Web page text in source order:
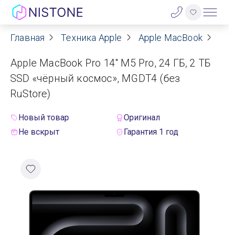
Акции
О нас
Блог
Договор оферты
Гарантия
Оплата
Главная Техника Apple Apple MacBook
Apple MacBook Pro 14" M5 Pro, 24 ГБ, 2 ТБ
SSD «чёрный космос», MGDT4 (без
RuStore)
Новый товар
Оригинал
Не вскрыт
Гарантия 1 год